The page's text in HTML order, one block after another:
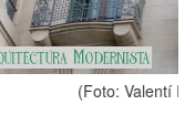
Toujouse, 2016)